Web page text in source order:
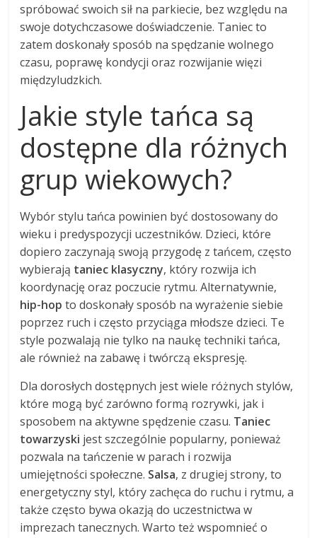
spróbować swoich sił na parkiecie, bez względu na
swoje dotychczasowe doświadczenie. Taniec to
zatem doskonały sposób na spędzanie wolnego
czasu, poprawę kondycji oraz rozwijanie więzi
międzyludzkich.
Jakie style tańca są
dostępne dla różnych
grup wiekowych?
Wybór stylu tańca powinien być dostosowany do
wieku i predyspozycji uczestników. Dzieci, które
dopiero zaczynają swoją przygodę z tańcem, często
wybierają taniec klasyczny, który rozwija ich
koordynację oraz poczucie rytmu. Alternatywnie,
hip-hop to doskonały sposób na wyrażenie siebie
poprzez ruch i często przyciąga młodsze dzieci. Te
style pozwalają nie tylko na naukę techniki tańca,
ale również na zabawę i twórczą ekspresję.
Dla dorosłych dostępnych jest wiele różnych stylów,
które mogą być zarówno formą rozrywki, jak i
sposobem na aktywne spędzenie czasu. Taniec
towarzyski jest szczególnie popularny, ponieważ
pozwala na tańczenie w parach i rozwija
umiejętności społeczne. Salsa, z drugiej strony, to
energetyczny styl, który zachęca do ruchu i rytmu, a
także często bywa okazją do uczestnictwa w
imprezach tanecznych. Warto też wspomnieć o